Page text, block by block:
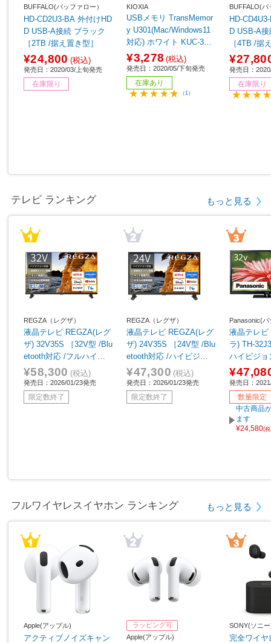
BUFFALO(バッファロー）
HD-CD2U3-BA 外付けHD
D USB-A接続 ブラック
［2TB /据え置き型］
¥24,800 (税込)
発売日：2020/03/上旬発売
在庫限り
KIOXIA
USBメモリ TransMemor
y U301(Mac/Windows11
対応) ホワイト KUC-3A0
32GW ［32GB /USB Typ
eA /USB3.2 /キャップ
式］
¥3,278 (税込)
発売日：2020/05/下旬発売
在庫あり
（1）
BUFFALO(
HD-
D USB-A接続 ブ
［4TB /据
64】
発売日：
在庫限り
テレビ ランキング もっと見る
REGZA（レグザ）
液晶テレビ REGZA(レグ
ザ) 32V35S ［32V型 /Blu
etooth対応 /フルハイビ
ジョン /YouTube対応］
¥58,300 (税込)
発売日：2026/01/23発売
限定数終了
REGZA（レグザ）
液晶テレビ REGZA(レグ
ザ) 24V35S ［24V型 /Blu
etooth対応 /ハイビジョ
ン /YouTube対応］
¥47,300 (税込)
発売日：2026/01/23発売
限定数終了
Panasonic(
液晶テレ
ラ) TH-
ハイビジョ
発売日：
数量限定
中古商品
ます
¥24,580(
フルワイヤレスイヤホン ランキング もっと見る
Apple(アップル)
アクティブノイズキャン
ラッピング可
Apple(アップル)
SONY(ソニ
完全ワイ